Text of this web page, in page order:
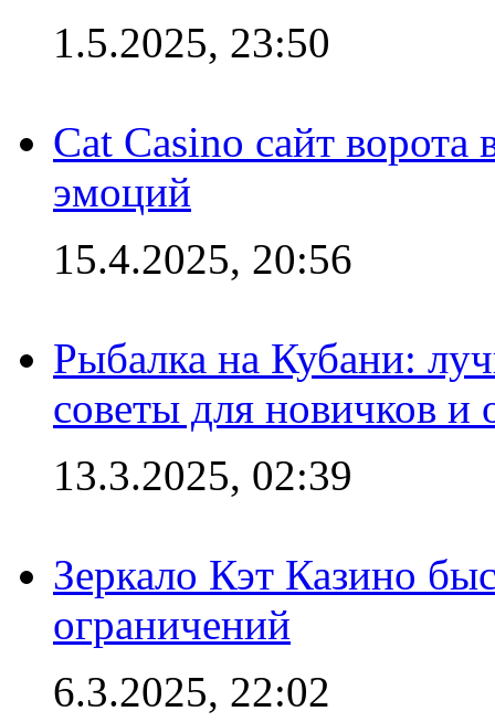
1.5.2025, 23:50
Cat Casino сайт
эмоций
15.4.2025, 20:56
Рыбалка на Кубани:
советы для новичков
13.3.2025, 02:39
Зеркало Кэт Казино
ограничений
6.3.2025, 22:02